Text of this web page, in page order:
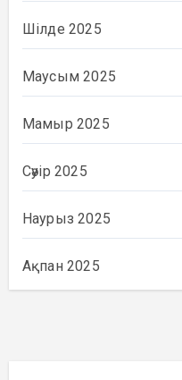
Шілде 2025
Маусым 2025
Мамыр 2025
Сәуір 2025
Наурыз 2025
Ақпан 2025